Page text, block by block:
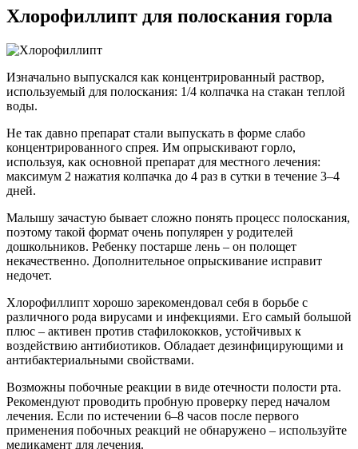
Хлорофиллипт для полоскания горла
Изначально выпускался как концентрированный раствор,
используемый для полоскания: 1/4 колпачка на стакан теплой
воды.
Не так давно препарат стали выпускать в форме слабо
концентрированного спрея. Им опрыскивают горло,
используя, как основной препарат для местного лечения:
максимум 2 нажатия колпачка до 4 раз в сутки в течение 3–4
дней.
Малышу зачастую бывает сложно понять процесс полоскания,
поэтому такой формат очень популярен у родителей
дошкольников. Ребенку постарше лень – он полощет
некачественно. Дополнительное опрыскивание исправит
недочет.
Хлорофиллипт хорошо зарекомендовал себя в борьбе с
различного рода вирусами и инфекциями. Его самый большой
плюс – активен против стафилококков, устойчивых к
воздействию антибиотиков. Обладает дезинфицирующими и
антибактериальными свойствами.
Возможны побочные реакции в виде отечности полости рта.
Рекомендуют проводить пробную проверку перед началом
лечения. Если по истечении 6–8 часов после первого
применения побочных реакций не обнаружено – используйте
медикамент для лечения.